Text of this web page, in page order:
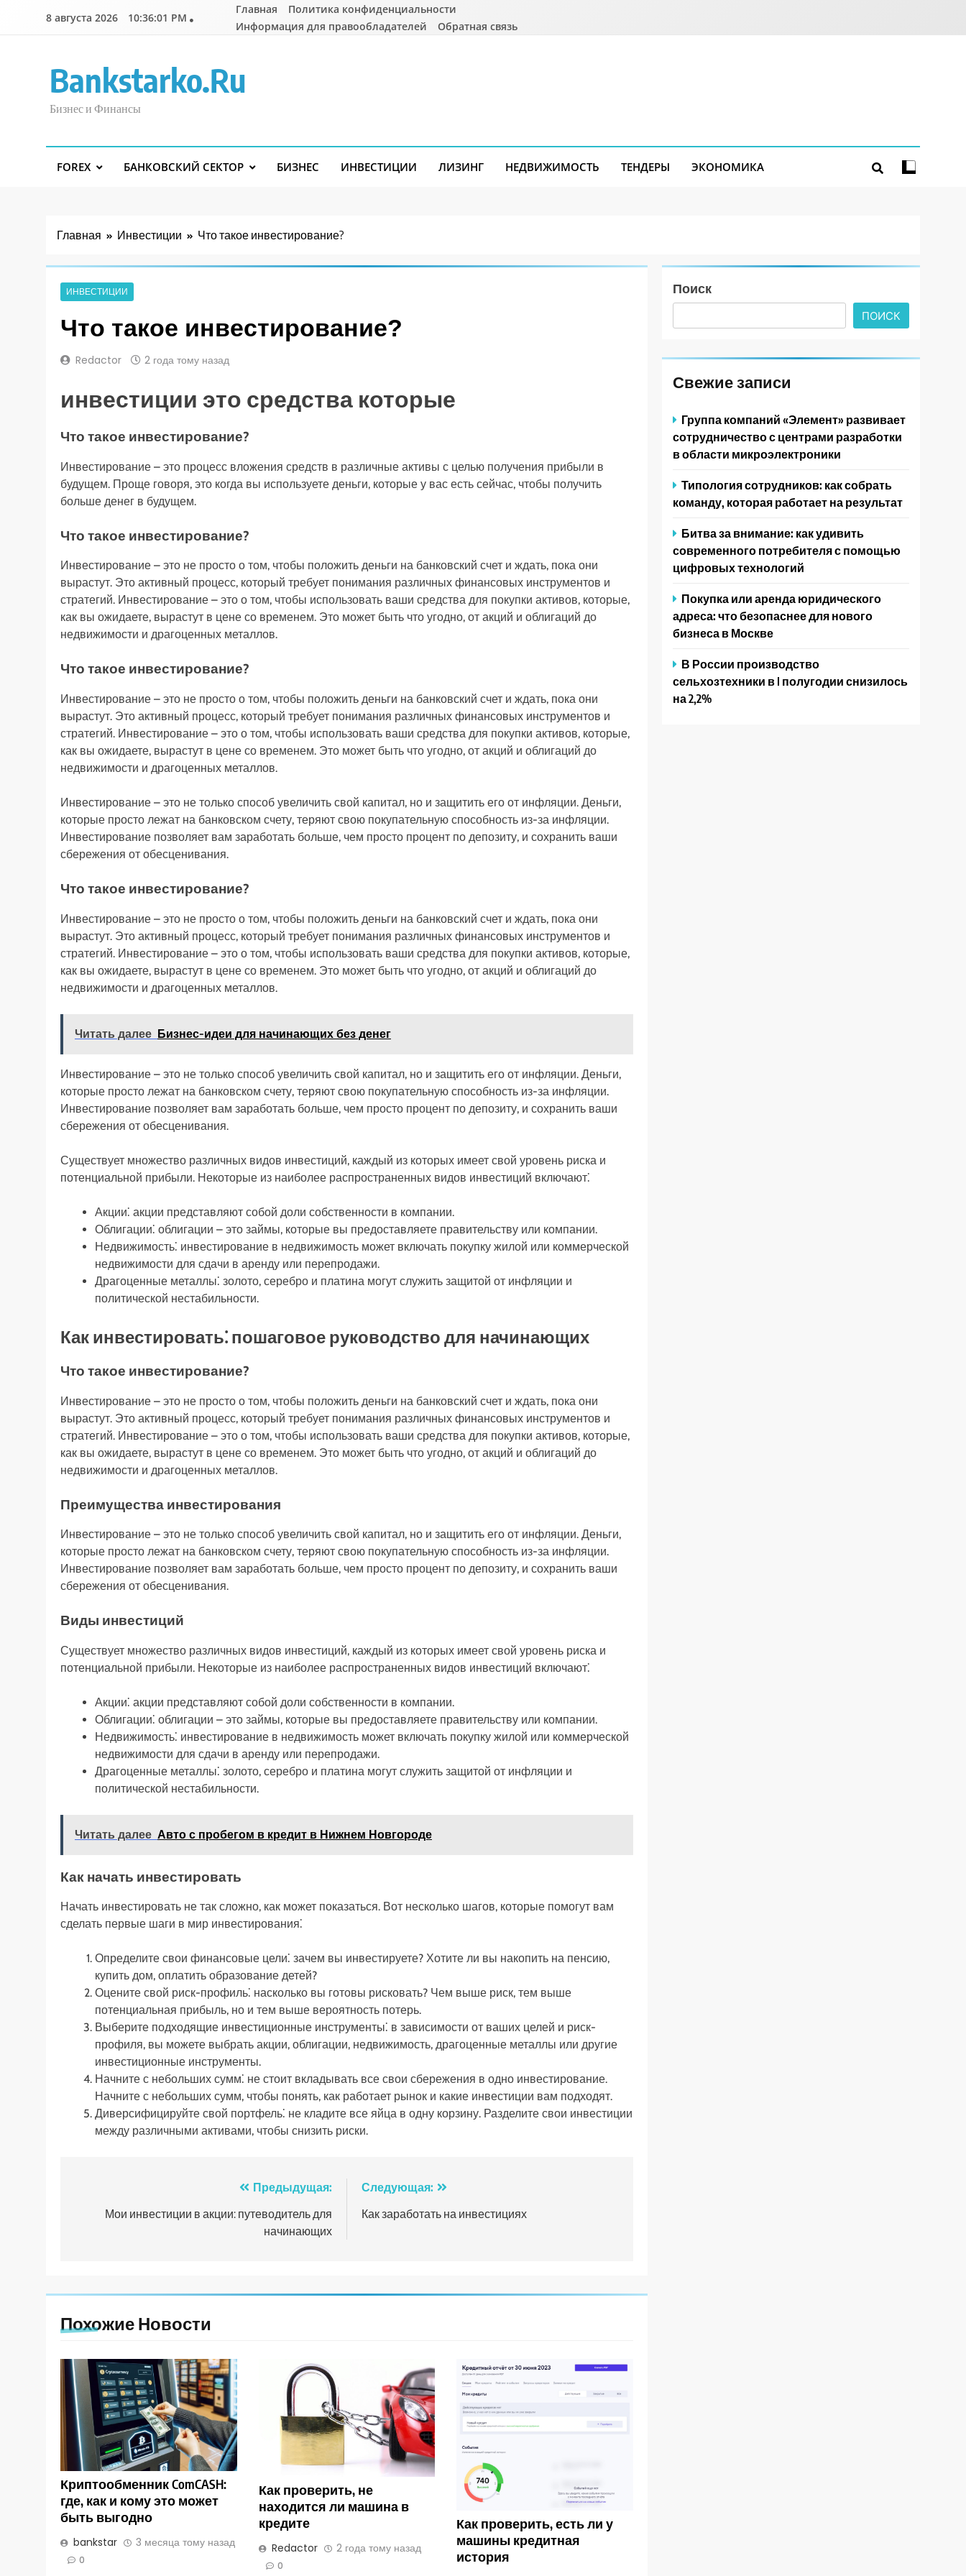
8 августа 2026 10:36:02 PM
Главная
Политика конфиденциальности
Информация для правообладателей
Обратная связь
Bankstarko.ru
Бизнес и Финансы
FOREX БАНКОВСКИЙ СЕКТОР БИЗНЕС ИНВЕСТИЦИИ ЛИЗИНГ НЕДВИЖИМОСТЬ ТЕНДЕРЫ ЭКОНОМИКА
Главная Инвестиции Что такое инвестирование?
ИНВЕСТИЦИИ
Что такое инвестирование?
Redactor 2 года тому назад
инвестиции это средства которые
Что такое инвестирование?
Инвестирование – это процесс вложения средств в различные активы с целью получения прибыли в
будущем. Проще говоря, это когда вы используете деньги, которые у вас есть сейчас, чтобы получить
больше денег в будущем.
Что такое инвестирование?
Инвестирование – это не просто о том, чтобы положить деньги на банковский счет и ждать, пока они
вырастут. Это активный процесс, который требует понимания различных финансовых инструментов и
стратегий. Инвестирование – это о том, чтобы использовать ваши средства для покупки активов, которые,
как вы ожидаете, вырастут в цене со временем. Это может быть что угодно, от акций и облигаций до
недвижимости и драгоценных металлов.
Что такое инвестирование?
Инвестирование – это не просто о том, чтобы положить деньги на банковский счет и ждать, пока они
вырастут. Это активный процесс, который требует понимания различных финансовых инструментов и
стратегий. Инвестирование – это о том, чтобы использовать ваши средства для покупки активов, которые,
как вы ожидаете, вырастут в цене со временем. Это может быть что угодно, от акций и облигаций до
недвижимости и драгоценных металлов.
Инвестирование – это не только способ увеличить свой капитал, но и защитить его от инфляции. Деньги,
которые просто лежат на банковском счету, теряют свою покупательную способность из-за инфляции.
Инвестирование позволяет вам заработать больше, чем просто процент по депозиту, и сохранить ваши
сбережения от обесценивания.
Что такое инвестирование?
Инвестирование – это не просто о том, чтобы положить деньги на банковский счет и ждать, пока они
вырастут. Это активный процесс, который требует понимания различных финансовых инструментов и
стратегий. Инвестирование – это о том, чтобы использовать ваши средства для покупки активов, которые,
как вы ожидаете, вырастут в цене со временем. Это может быть что угодно, от акций и облигаций до
недвижимости и драгоценных металлов.
Читать далее Бизнес-идеи для начинающих без денег
Инвестирование – это не только способ увеличить свой капитал, но и защитить его от инфляции. Деньги,
которые просто лежат на банковском счету, теряют свою покупательную способность из-за инфляции.
Инвестирование позволяет вам заработать больше, чем просто процент по депозиту, и сохранить ваши
сбережения от обесценивания.
Существует множество различных видов инвестиций, каждый из которых имеет свой уровень риска и
потенциальной прибыли. Некоторые из наиболее распространенных видов инвестиций включают⁚
Акции⁚ акции представляют собой доли собственности в компании.
Облигации⁚ облигации – это займы, которые вы предоставляете правительству или компании.
Недвижимость⁚ инвестирование в недвижимость может включать покупку жилой или коммерческой
недвижимости для сдачи в аренду или перепродажи.
Драгоценные металлы⁚ золото, серебро и платина могут служить защитой от инфляции и
политической нестабильности.
Как инвестировать⁚ пошаговое руководство для начинающих
Что такое инвестирование?
Инвестирование – это не просто о том, чтобы положить деньги на банковский счет и ждать, пока они
вырастут. Это активный процесс, который требует понимания различных финансовых инструментов и
стратегий. Инвестирование – это о том, чтобы использовать ваши средства для покупки активов, которые,
как вы ожидаете, вырастут в цене со временем. Это может быть что угодно, от акций и облигаций до
недвижимости и драгоценных металлов.
Преимущества инвестирования
Инвестирование – это не только способ увеличить свой капитал, но и защитить его от инфляции. Деньги,
которые просто лежат на банковском счету, теряют свою покупательную способность из-за инфляции.
Инвестирование позволяет вам заработать больше, чем просто процент по депозиту, и сохранить ваши
сбережения от обесценивания.
Виды инвестиций
Существует множество различных видов инвестиций, каждый из которых имеет свой уровень риска и
потенциальной прибыли. Некоторые из наиболее распространенных видов инвестиций включают⁚
Акции⁚ акции представляют собой доли собственности в компании.
Облигации⁚ облигации – это займы, которые вы предоставляете правительству или компании.
Недвижимость⁚ инвестирование в недвижимость может включать покупку жилой или коммерческой
недвижимости для сдачи в аренду или перепродажи.
Драгоценные металлы⁚ золото, серебро и платина могут служить защитой от инфляции и
политической нестабильности.
Читать далее Авто с пробегом в кредит в Нижнем Новгороде
Как начать инвестировать
Начать инвестировать не так сложно, как может показаться. Вот несколько шагов, которые помогут вам
сделать первые шаги в мир инвестирования⁚
Определите свои финансовые цели⁚ зачем вы инвестируете? Хотите ли вы накопить на пенсию,
купить дом, оплатить образование детей?
Оцените свой риск-профиль⁚ насколько вы готовы рисковать? Чем выше риск, тем выше
потенциальная прибыль, но и тем выше вероятность потерь.
Выберите подходящие инвестиционные инструменты⁚ в зависимости от ваших целей и риск-
профиля, вы можете выбрать акции, облигации, недвижимость, драгоценные металлы или другие
инвестиционные инструменты.
Начните с небольших сумм⁚ не стоит вкладывать все свои сбережения в одно инвестирование.
Начните с небольших сумм, чтобы понять, как работает рынок и какие инвестиции вам подходят.
Диверсифицируйте свой портфель⁚ не кладите все яйца в одну корзину. Разделите свои инвестиции
между различными активами, чтобы снизить риски.
Предыдущая:
Мои инвестиции в акции: путеводитель для
начинающих
Следующая:
Как заработать на инвестициях
Похожие Новости
Криптообменник ComCASH:
где, как и кому это может
быть выгодно
bankstar 3 месяца тому назад
0
Как проверить, не
находится ли машина в
кредите
Redactor 2 года тому назад
0
Как проверить, есть ли у
машины кредитная
история
Поиск
ПОИСК
Свежие записи
Группа компаний «Элемент» развивает
сотрудничество с центрами разработки
в области микроэлектроники
Типология сотрудников: как собрать
команду, которая работает на результат
Битва за внимание: как удивить
современного потребителя с помощью
цифровых технологий
Покупка или аренда юридического
адреса: что безопаснее для нового
бизнеса в Москве
В России производство
сельхозтехники в I полугодии снизилось
на 2,2%